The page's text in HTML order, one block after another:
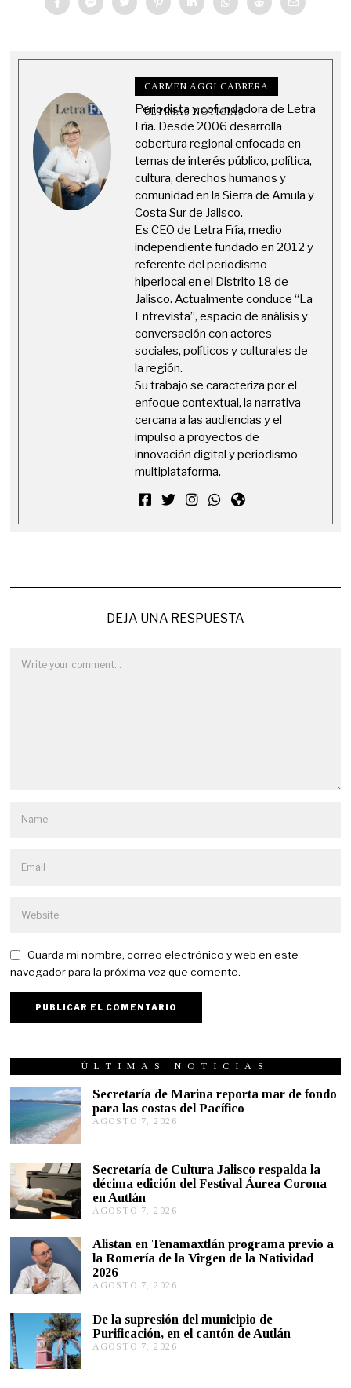
CARMEN AGGI CABRERA
ÚLTIMAS NOTICIAS
Periodista y cofundadora de Letra
Fría. Desde 2006 desarrolla
cobertura regional enfocada en
temas de interés público, política,
cultura, derechos humanos y
comunidad en la Sierra de Amula y
Costa Sur de Jalisco.
Es CEO de Letra Fría, medio
independiente fundado en 2012 y
referente del periodismo
hiperlocal en el Distrito 18 de
Jalisco. Actualmente conduce “La
Entrevista”, espacio de análisis y
conversación con actores
sociales, políticos y culturales de
la región.
Su trabajo se caracteriza por el
enfoque contextual, la narrativa
cercana a las audiencias y el
impulso a proyectos de
innovación digital y periodismo
multiplataforma.
DEJA UNA RESPUESTA
Guarda mi nombre, correo electrónico y web en este
navegador para la próxima vez que comente.
ÚLTIMAS NOTICIAS
Secretaría de Marina reporta mar de fondo
para las costas del Pacífico
AGOSTO 7, 2026
T
O
2
6
Secretaría de Cultura Jalisco respalda la
décima edición del Festival Áurea Corona
en Autlán
AGOSTO 7, 2026
S
T
0
2
Alistan en Tenamaxtlán programa previo a
la Romería de la Virgen de la Natividad
2026
AGOSTO 7, 2026
S
T
De la supresión del municipio de
Purificación, en el cantón de Autlán
AGOSTO 7, 2026